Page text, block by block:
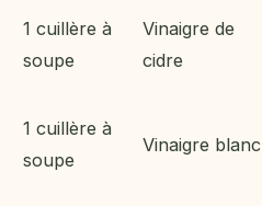
1 cuillère à
soupe
Vinaigre de
cidre
1 cuillère à
soupe
Vinaigre blanc